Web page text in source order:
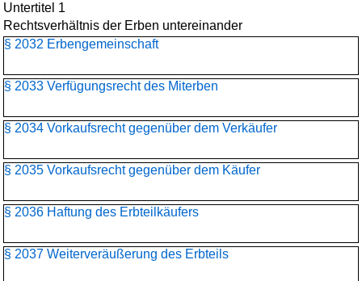
Untertitel 1
Rechtsverhältnis der Erben untereinander
§ 2032 Erbengemeinschaft
§ 2033 Verfügungsrecht des Miterben
§ 2034 Vorkaufsrecht gegenüber dem Verkäufer
§ 2035 Vorkaufsrecht gegenüber dem Käufer
§ 2036 Haftung des Erbteilkäufers
§ 2037 Weiterveräußerung des Erbteils